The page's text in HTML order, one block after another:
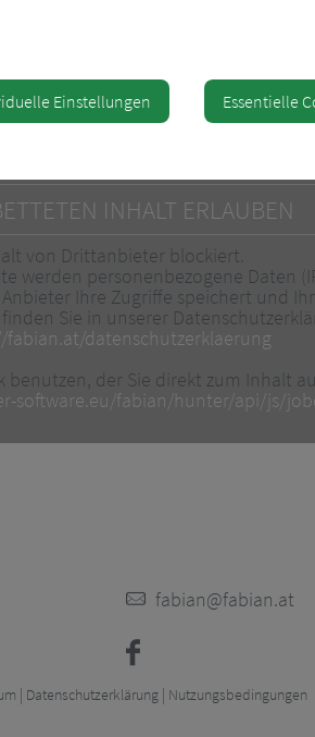
INHALT ERLAUBEN
von Drittanbieter blockiert.
werden personenbezogene Daten
Ihre Zugriffe speichert und
Sie in unserer
fabian.at/datenschutzerklaerung
der Sie direkt zum Inhalt
software.eu/fabian/hunter/api/js/
fabian@fabian.at
| Datenschutzerklärung| Nutzungsbedingungen
Einstellungen Essentielle